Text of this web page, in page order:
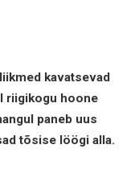
kavatsevad
riigikogu hoone
paneb uus
tõsise löögi alla.